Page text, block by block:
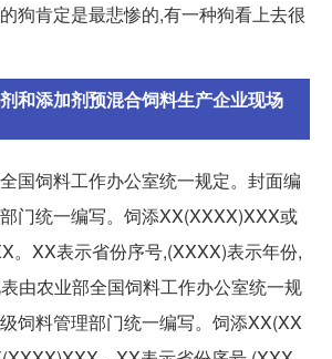
狗肯定是最悲惨的,有一种狗看上去很
和添加剂预混合饲料生产企业现场
国饲料工作办公室统一规定。封面编
门统一编写。饲添XX(XXXX)XXX或
。XX表示省份序号,(XXXX)表示年份,
由农业部全国饲料工作办公室统一规
饲料管理部门统一编写。饲添XX(XX